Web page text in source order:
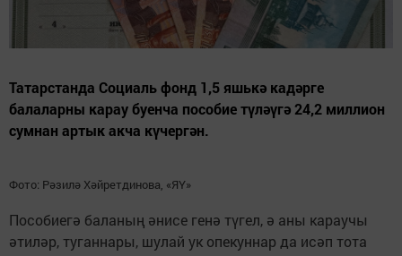
Татарстанда Социаль фонд 1,5 яшькә кадәрге
балаларны карау буенча пособие түләүгә 24,2 миллион
сумнан артык акча күчергән.
Фото: Рәзилә Хәйретдинова, «ЯҮ»
Пособиегә баланың әнисе генә түгел, ә аны караучы
әтиләр, туганнары, шулай ук опекуннар да исәп тота